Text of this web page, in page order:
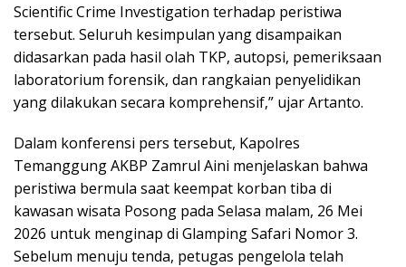
Scientific Crime Investigation terhadap peristiwa
tersebut. Seluruh kesimpulan yang disampaikan
didasarkan pada hasil olah TKP, autopsi, pemeriksaan
laboratorium forensik, dan rangkaian penyelidikan
yang dilakukan secara komprehensif,” ujar Artanto.
Dalam konferensi pers tersebut, Kapolres
Temanggung AKBP Zamrul Aini menjelaskan bahwa
peristiwa bermula saat keempat korban tiba di
kawasan wisata Posong pada Selasa malam, 26 Mei
2026 untuk menginap di Glamping Safari Nomor 3.
Sebelum menuju tenda, petugas pengelola telah